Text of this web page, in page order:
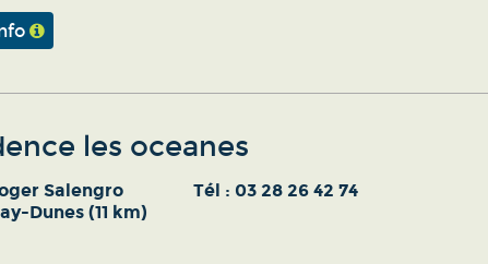
les oceanes
Salengro
Dunes (11 km)
Tél : 03 28 26 42 74